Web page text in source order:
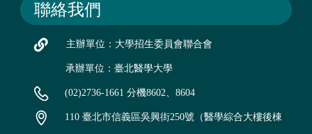
聯絡我們
主辦單位：大學招生委員會聯合會
承辦單位：臺北醫學大學
(02)2736-1661 分機8602、8604
110 臺北市信義區吳興街250號（醫學綜合大樓後棟